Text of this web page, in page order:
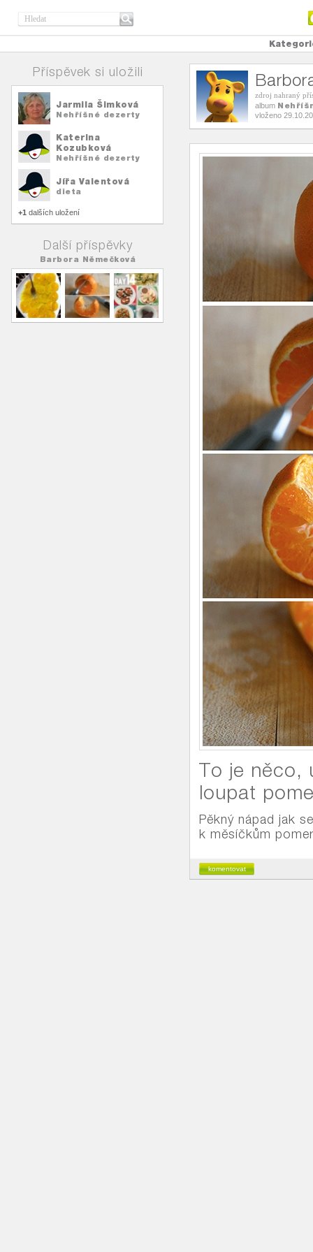
Příspěvek si uložili
Jarmila Šimková
Nehříšné dezerty
Katerina
Kozubková
Nehříšné dezerty
Jířa Valentová
dieta
+1 dalších uložení
Další příspěvky
Barbora Němečková
zdroj nahraný
album
vloženo
To je něco,
loupat
Pěkný nápad jak
k měsíčkům
komentovat